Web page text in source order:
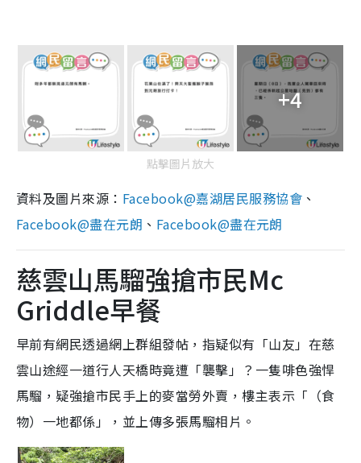
+4
點擊圖片放大
資料及圖片來源： Facebook@嘉湖居民服務協會 、
Facebook@盡在元朗 、 Facebook@盡在元朗
慈雲山馬騮強搶市民Mc
Griddle早餐
早前有網民透過網上群組發帖，指疑似有「山友」在慈
雲山途經一道行人天橋時竟遭「襲擊」？一隻啡色強悍
馬騮，疑強搶市民手上的麥當勞外賣，樓主表示「（食
物）一地都係」，並上傳多張馬騮相片。